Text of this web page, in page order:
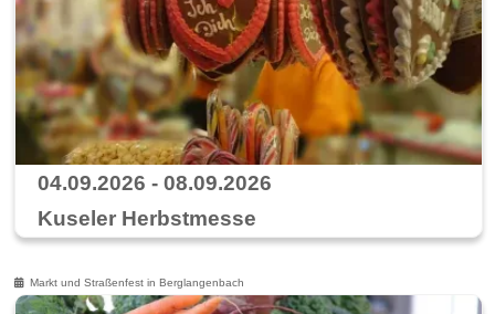
04.09.2026 - 08.09.2026
Kuseler Herbstmesse
Markt und Straßenfest in Berglangenbach